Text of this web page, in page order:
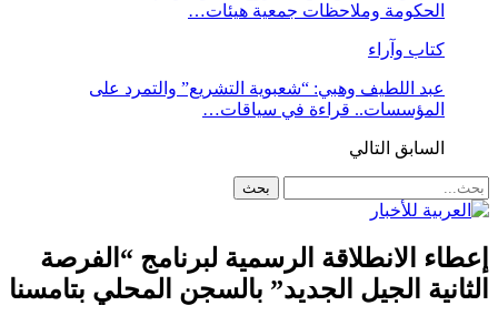
الحكومة وملاحظات جمعية هيئات…
كتاب وآراء
عبد اللطيف وهبي: “شعبوية التشريع” والتمرد على
المؤسسات.. قراءة في سياقات…
السابق التالي
إعطاء الانطلاقة الرسمية لبرنامج “الفرصة
الثانية الجيل الجديد” بالسجن المحلي بتامسنا